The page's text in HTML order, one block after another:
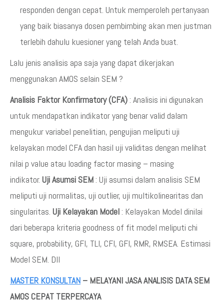
responden dengan cepat. Untuk memperoleh pertanyaan
yang baik biasanya dosen pembimbing akan men justman
terlebih dahulu kuesioner yang telah Anda buat.
Lalu jenis analisis apa saja yang dapat dikerjakan
menggunakan AMOS selain SEM ?
Analisis Faktor Konfirmatory (CFA) : Analisis ini digunakan
untuk mendapatkan indikator yang benar valid dalam
mengukur variabel penelitian, pengujian meliputi uji
kelayakan model CFA dan hasil uji validitas dengan melihat
nilai p value atau loading factor masing – masing
indikator. Uji Asumsi SEM : Uji asumsi dalam analisis SEM
meliputi uji normalitas, uji outlier, uji multikolinearitas dan
singularitas. Uji Kelayakan Model : Kelayakan Model dinilai
dari beberapa kriteria goodness of fit model meliputi chi
square, probability, GFI, TLI, CFI, GFI, RMR, RMSEA. Estimasi
Model SEM. Dll
MASTER KONSULTAN – MELAYANI JASA ANALISIS DATA SEM
AMOS CEPAT TERPERCAYA